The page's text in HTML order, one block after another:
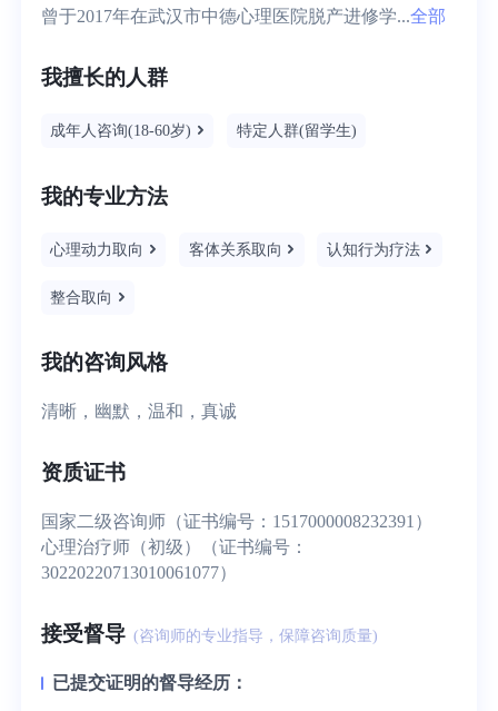
曾于2017年在武汉市中德心理医院脱产进修学...全部
我擅长的人群
成年人咨询(18-60岁) 特定人群(留学生)
我的专业方法
心理动力取向 客体关系取向 认知行为疗法
整合取向
我的咨询风格
清晰，幽默，温和，真诚
资质证书
国家二级咨询师（证书编号：1517000008232391）
心理治疗师（初级）（证书编号：
30220220713010061077）
接受督导 (咨询师的专业指导，保障咨询质量)
已提交证明的督导经历：